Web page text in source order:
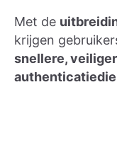
Met de
krijgen
snellere,